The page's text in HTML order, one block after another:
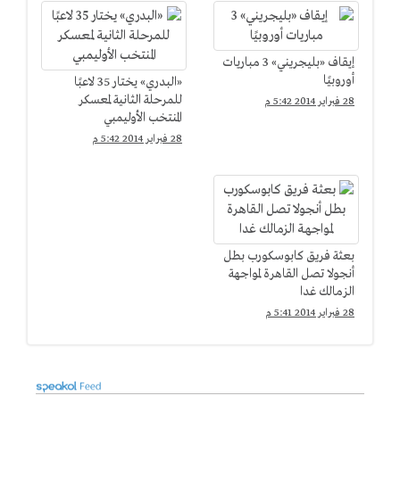
إيقاف «بليجريني» 3 مباريات
أوروبيًا
28 فبراير 2014 5:42 م
«البدري» يختار 35 لاعبًا
للمرحلة الثانية لمعسكر
المنتخب الأوليمبي
28 فبراير 2014 5:42 م
بعثة فريق كابوسكورب بطل
أنجولا تصل القاهرة لمواجهة
الزمالك غدا
28 فبراير 2014 5:41 م